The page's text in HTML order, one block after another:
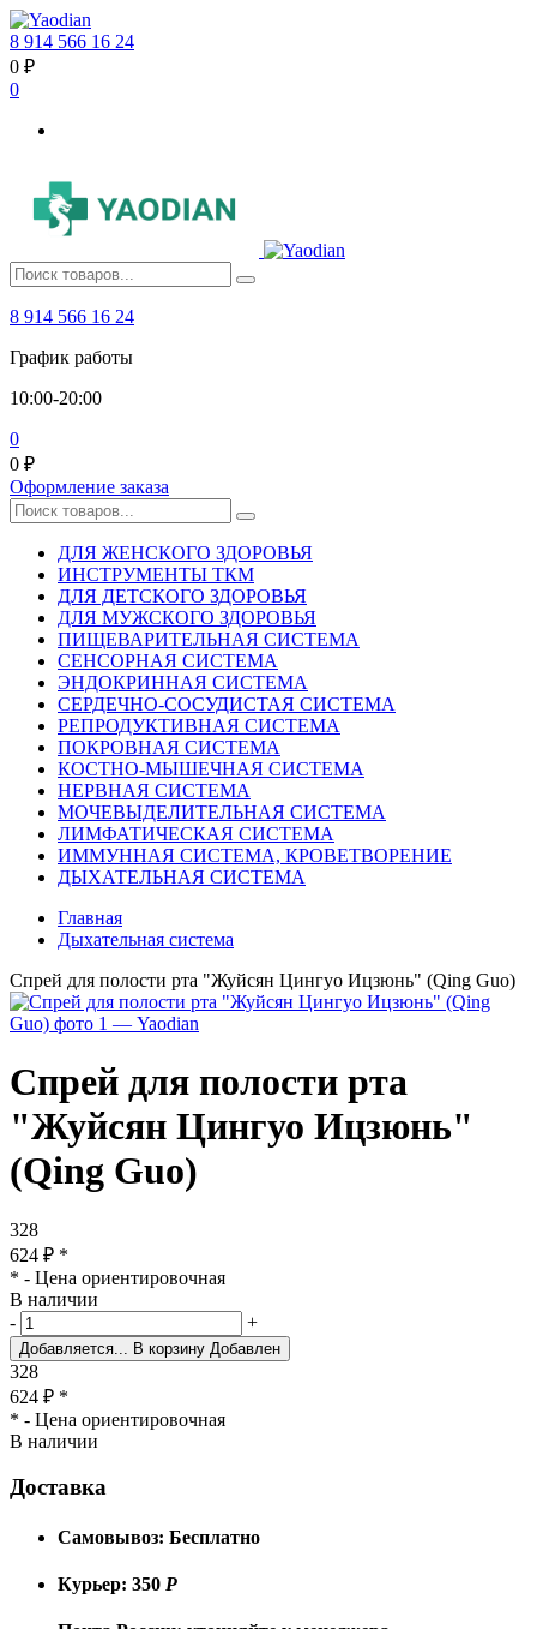
8 914 566 16 24
0 ₽
0
8 914 566 16 24
График работы
10:00-20:00
0
0 ₽
Оформление заказа
ДЛЯ ЖЕНСКОГО ЗДОРОВЬЯ
ИНСТРУМЕНТЫ ТКМ
ДЛЯ ДЕТСКОГО ЗДОРОВЬЯ
ДЛЯ МУЖСКОГО ЗДОРОВЬЯ
ПИЩЕВАРИТЕЛЬНАЯ СИСТЕМА
СЕНСОРНАЯ СИСТЕМА
ЭНДОКРИННАЯ СИСТЕМА
СЕРДЕЧНО-СОСУДИСТАЯ СИСТЕМА
РЕПРОДУКТИВНАЯ СИСТЕМА
ПОКРОВНАЯ СИСТЕМА
КОСТНО-МЫШЕЧНАЯ СИСТЕМА
НЕРВНАЯ СИСТЕМА
МОЧЕВЫДЕЛИТЕЛЬНАЯ СИСТЕМА
ЛИМФАТИЧЕСКАЯ СИСТЕМА
ИММУННАЯ СИСТЕМА, КРОВЕТВОРЕНИЕ
ДЫХАТЕЛЬНАЯ СИСТЕМА
Главная
Дыхательная система
Спрей для полости рта "Жуйсян Цингуо Ицзюнь" (Qing Guo)
Спрей для полости рта
"Жуйсян Цингуо Ицзюнь"
(Qing Guo)
328
624 ₽ *
* - Цена ориентировочная
В наличии
-
+
Добавляется... В корзину Добавлен
328
624 ₽ *
* - Цена ориентировочная
В наличии
Доставка
Самовывоз: Бесплатно
Курьер: 350 Р